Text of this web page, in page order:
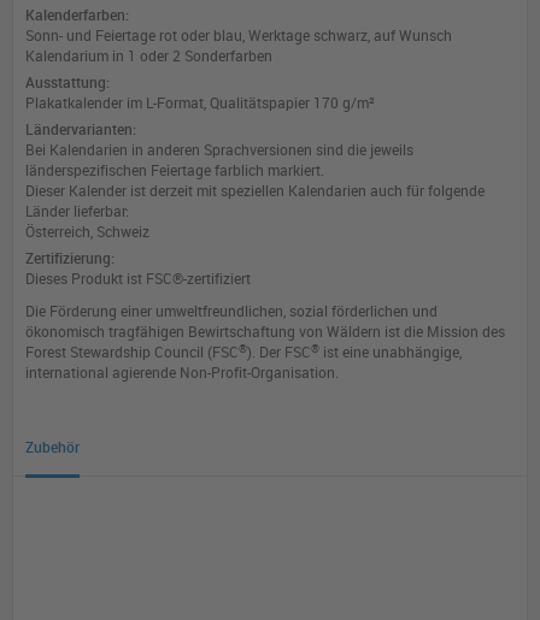
Kalenderfarben:
Sonn- und Feiertage rot oder blau, Werktage schwarz, auf Wunsch
Kalendarium in 1 oder 2 Sonderfarben
Ausstattung:
Plakatkalender im L-Format, Qualitätspapier 170 g/m²
Ländervarianten:
Bei Kalendarien in anderen Sprachversionen sind die jeweils
länderspezifischen Feiertage farblich markiert.
Dieser Kalender ist derzeit mit speziellen Kalendarien auch für folgende
Länder lieferbar:
Österreich, Schweiz
Zertifizierung:
Dieses Produkt ist FSC®-zertifiziert
Die Förderung einer umweltfreundlichen, sozial förderlichen und
ökonomisch tragfähigen Bewirtschaftung von Wäldern ist die Mission des
Forest Stewardship Council (FSC®). Der FSC® ist eine unabhängige,
international agierende Non-Profit-Organisation.
Zubehör